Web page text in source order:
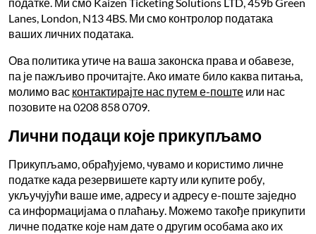
Lanes, London, N13 4BS. Ми смо контролор података
ваших личних података.
Ова политика утиче на ваша законска права и обавезе,
па је пажљиво прочитајте. Ако имате било каква питања,
молимо вас контактирајте нас путем е-поште или нас
позовите на 0208 858 0709.
Лични подаци које прикупљамо
Прикупљамо, обрађујемо, чувамо и користимо личне
податке када резервишете карту или купите робу,
укључујући ваше име, адресу и адресу е-поште заједно
са информацијама о плаћању. Можемо такође прикупити
личне податке које нам дате о другим особама ако их